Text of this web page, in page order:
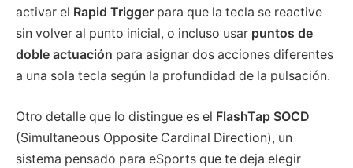
activar el Rapid Trigger para que la tecla se reactive
sin volver al punto inicial, o incluso usar puntos de
doble actuación para asignar dos acciones diferentes
a una sola tecla según la profundidad de la pulsación.
Otro detalle que lo distingue es el FlashTap SOCD
(Simultaneous Opposite Cardinal Direction), un
sistema pensado para eSports que te deja elegir